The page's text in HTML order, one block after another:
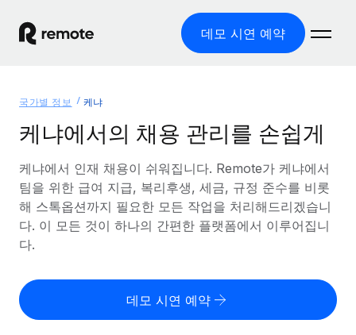
데모 시연 예약
글로벌 고용
글로벌 급여
규정을 준수하며 급여 지급을 손쉽게 처리
전 세계에서 규정을 준수하며 계약자 고용
글로벌 서비스 제공
국가별 정보
미국 주별 정보
미국 모든 주 전역에서 채용 업무를 간소화
리소스
국가별 직원 오분류 리스크 확인
요금
국가별 정보 케냐
케냐에서의 채용 관리를 손쉽게
케냐에서 인재 채용이 쉬워집니다. Remote가 케냐에서
팀을 위한 급여 지급, 복리후생, 세금, 규정 준수를 비롯
해 스톡옵션까지 필요한 모든 작업을 처리해드리겠습니
다. 이 모든 것이 하나의 간편한 플랫폼에서 이루어집니
다.
데모 시연 예약